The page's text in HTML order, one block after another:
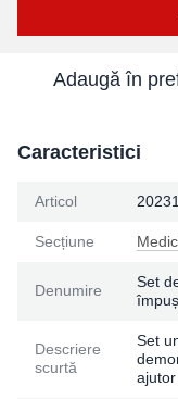
Adaugă în
Caracteristici
Articol
Seсțiune
Denumire
Set
Descriere
scurtă
Set